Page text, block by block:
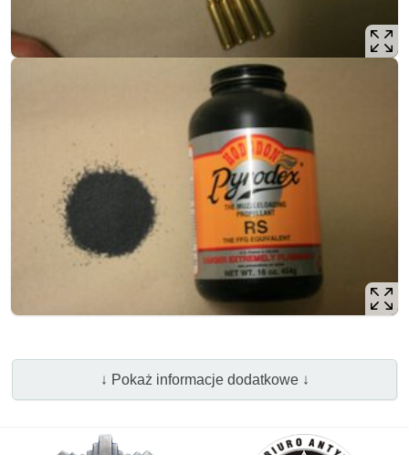
↓ Pokaż informacje dodatkowe ↓